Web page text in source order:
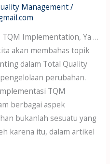
Management/
Implementation, Ya …
akan membahas topik
dalam Total Quality
perubahan.
TQM
berbagai aspek
bukanlah sesuatu yang
karena itu, dalam artikel